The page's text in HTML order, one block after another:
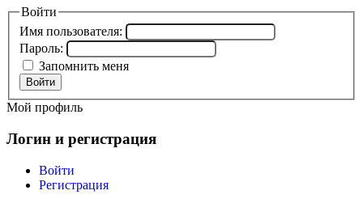
Войти
Имя пользователя:
Пароль:
Запомнить меня
Войти
Мой профиль
Логин и регистрация
Войти
Регистрация